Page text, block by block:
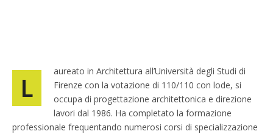
L
aureato in Architettura all’Università degli Studi di
Firenze con la votazione di 110/110 con lode, si
occupa di progettazione architettonica e direzione
lavori dal 1986. Ha completato la formazione
professionale frequentando numerosi corsi di specializzazione